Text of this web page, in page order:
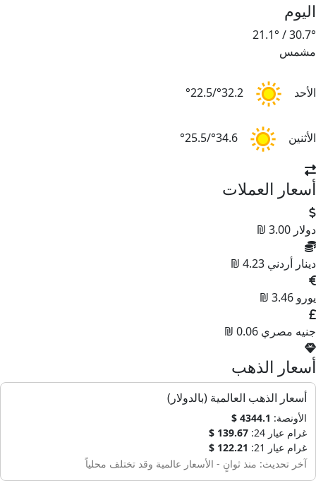
اليوم
30.7°
/
21.1°
مشمس
الأحد 32.2°/22.5°
الأثنين 34.6°/25.5°
أسعار العملات
دولار 3.00 ₪
دينار أردني 4.23 ₪
يورو 3.46 ₪
جنيه مصري 0.06 ₪
أسعار الذهب
أسعار الذهب العالمية (بالدولار)
الأونصة: 4344.1 $
غرام عيار 24:
139.67 $
غرام عيار 21:
122.21 $
آخر تحديث: منذ ثوانٍ - الأسعار عالمية وقد تختلف محلياً